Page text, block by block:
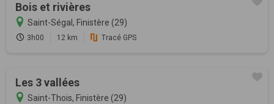
Bois et rivières
Saint-Ségal, Finistère (29)
3h00 12 km Tracé GPS
Les 3 vallées
Saint-Thois, Finistère (29)